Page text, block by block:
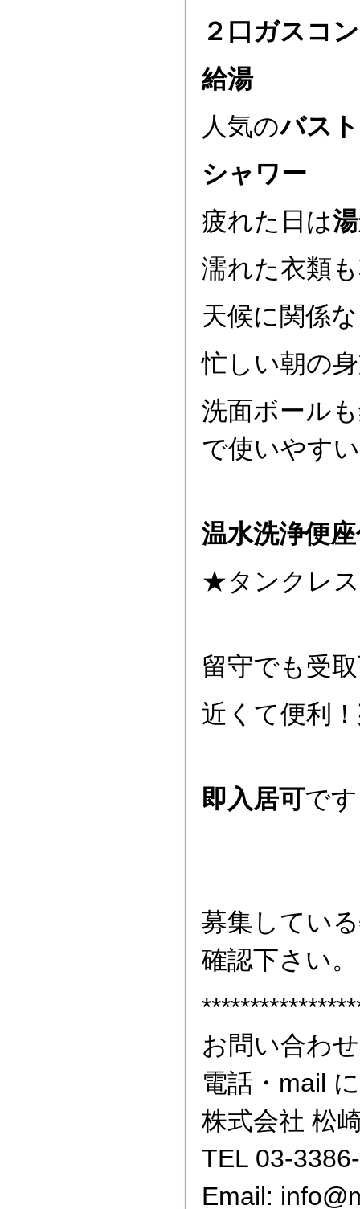
２口ガスコ
給湯
人気のバス
シャワー
疲れた日は
濡れた衣類
天候に関係
忙しい朝の
洗面ボール
で使いやす
温水洗浄便
★タンクレ
留守でも受
近くて便利！
即入居可で
募集してい
確認下さい。
お問い合わ
電話・mail
株式会社 松
TEL 03-
Email: